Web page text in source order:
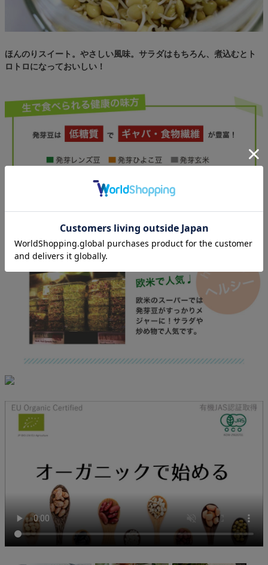
ほんのりスイート。やさしい風味。サラダはもちろん、煮込むとト
ロトロになっておいしい！